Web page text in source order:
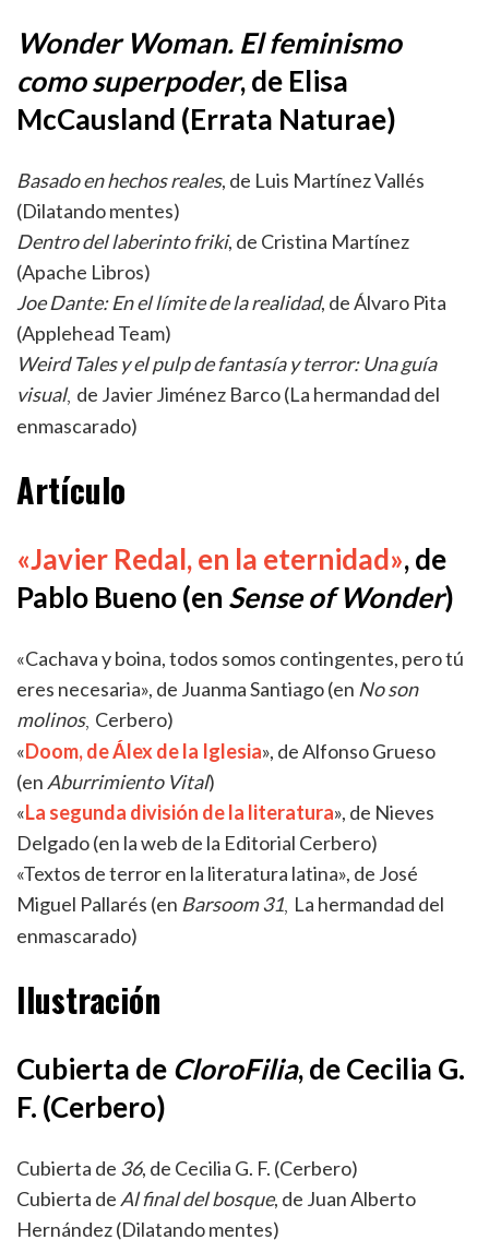
Wonder Woman. El feminismo
como superpoder, de Elisa
McCausland (Errata Naturae)
Basado en hechos reales, de Luis Martínez Vallés
(Dilatando mentes)
Dentro del laberinto friki, de Cristina Martínez
(Apache Libros)
Joe Dante: En el límite de la realidad, de Álvaro Pita
(Applehead Team)
Weird Tales y el pulp de fantasía y terror: Una guía
visual, de Javier Jiménez Barco (La hermandad del
enmascarado)
Artículo
«Javier Redal, en la eternidad», de
Pablo Bueno (en Sense of Wonder)
«Cachava y boina, todos somos contingentes, pero tú
eres necesaria», de Juanma Santiago (en No son
molinos, Cerbero)
«Doom, de Álex de la Iglesia», de Alfonso Grueso
(en Aburrimiento Vital)
«La segunda división de la literatura», de Nieves
Delgado (en la web de la Editorial Cerbero)
«Textos de terror en la literatura latina», de José
Miguel Pallarés (en Barsoom 31, La hermandad del
enmascarado)
Ilustración
Cubierta de CloroFilia, de Cecilia G.
F. (Cerbero)
Cubierta de 36, de Cecilia G. F. (Cerbero)
Cubierta de Al final del bosque, de Juan Alberto
Hernández (Dilatando mentes)